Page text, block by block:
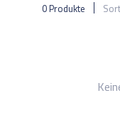
0 Produkte